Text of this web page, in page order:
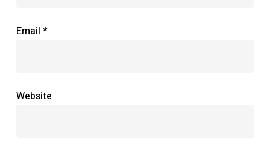
Email *
Website